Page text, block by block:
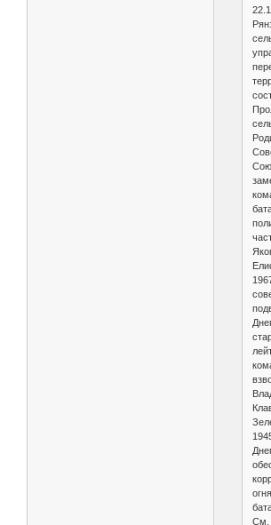
См.